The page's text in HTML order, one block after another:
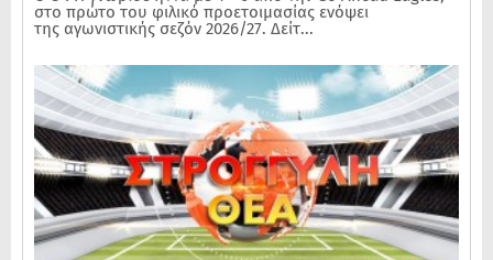
στο πρώτο του φιλικό προετοιμασίας ενόψει
της αγωνιστικής σεζόν 2026/27. Δείτ...